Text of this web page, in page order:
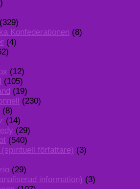
(329)
Konfederationen (8)
(4)
(12)
(105)
(19)
(230)
(8)
(14)
(29)
(540)
författare) (3)
(29)
information) (3)